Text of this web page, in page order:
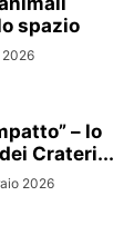
spazio
2026
– lo
Crateri...
2026